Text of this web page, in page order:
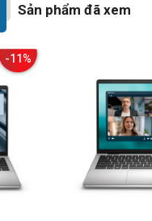
Sản phẩm đã xem
-11%